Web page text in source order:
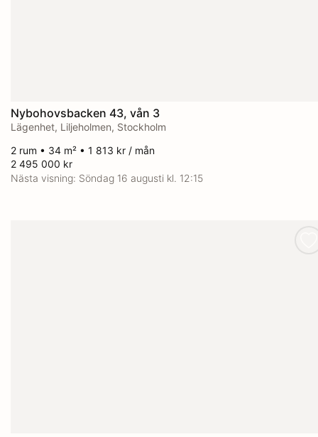
Nybohovsbacken 43, vån 3
Lägenhet, Liljeholmen, Stockholm
2 rum • 34 m² • 1 813 kr / mån
2 495 000 kr
Nästa visning: Söndag 16 augusti kl. 12:15